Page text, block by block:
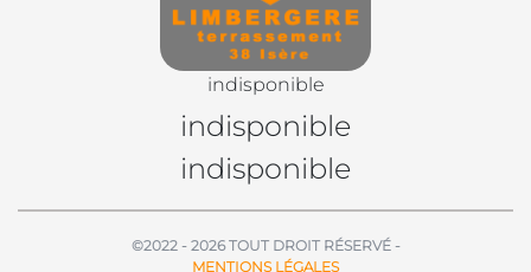
indisponible
indisponible
indisponible
©2022 - 2026 TOUT DROIT RÉSERVÉ -
MENTIONS LÉGALES